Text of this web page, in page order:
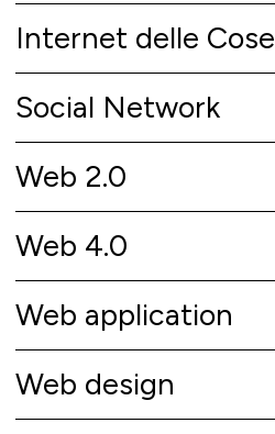
Internet delle Cose
Social Network
Web 2.0
Web 4.0
Web application
Web design